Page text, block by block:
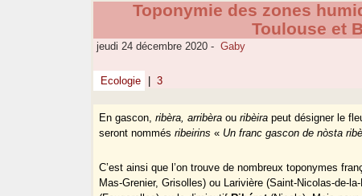
Toponymie des zones
Toulouse et
jeudi 24 décembre 2020 - Gaby
Ecologie 3
En gascon,ribèra, arribèra ouribèira peut désigner le
seront nommésribeirins « Un franc gascon de nòsta
C’est ainsi que l’on trouve de nombreux toponymes
Mas-Grenier, Grisolles) ou Larivière (Saint-Nicolas-de-